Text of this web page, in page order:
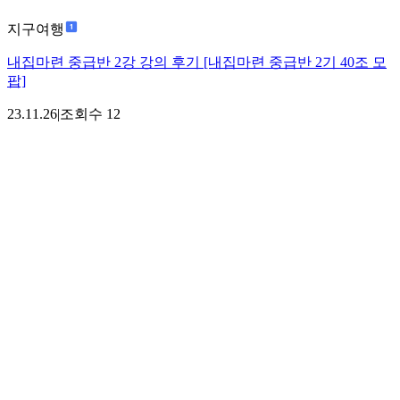
지구여행
내집마련 중급반 2강 강의 후기 [내집마련 중급반 2기 40조 모
팝]
23.11.26|조회수 12